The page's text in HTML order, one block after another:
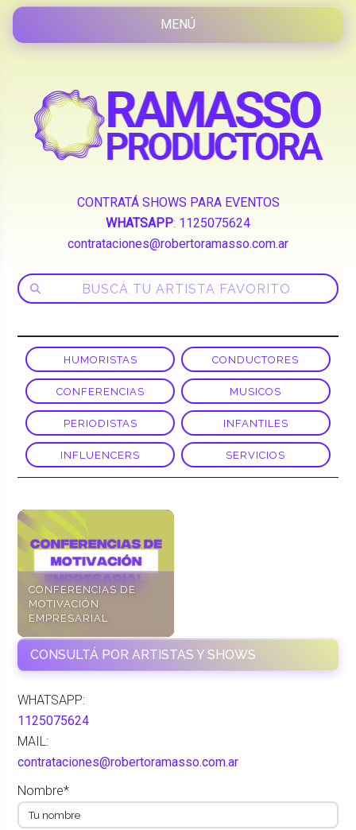
CONTRATÁ SHOWS PARA EVENTOS
WHATSAPP: 1125075624
contrataciones@robertoramasso.com.ar
HUMORISTAS CONDUCTORES
CONFERENCIAS MUSICOS
PERIODISTAS INFANTILES
INFLUENCERS SERVICIOS
CONFERENCIAS DE
MOTIVACIÓN
EMPRESARIAL
CONSULTÁ POR ARTISTAS Y SHOWS
WHATSAPP:
1125075624
MAIL:
contrataciones@robertoramasso.com.ar
Nombre*